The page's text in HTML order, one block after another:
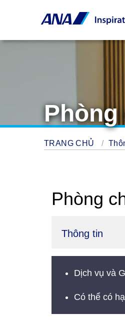
Phòng
TRANG CHỦ
Phòng
Thông tin
Dịch vụ và
Có thể có